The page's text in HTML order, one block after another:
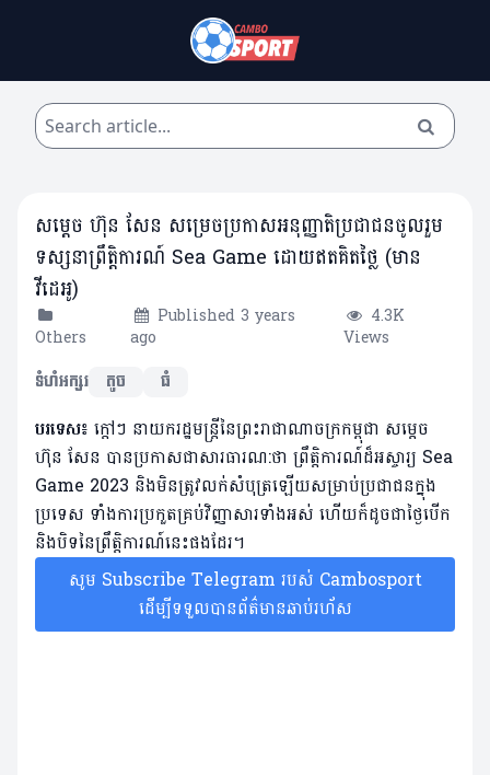
សម្តេច ហ៊ុន សែន សម្រេចប្រកាសអនុញ្ញាតិប្រជាជនចូលរួម
ទស្សនាព្រឹត្តិការណ៍ Sea Game ដោយឥតគិតថ្លៃ (មាន
វីដេអូ)
Others
Published 3 years
ago
4.3K
Views
ទំហំអក្សរ
តូច ធំ
បរទេស៖ ក្តៅៗ នាយករដ្ឋមន្ត្រីនៃព្រះរាជាណាចក្រកម្ពុជា សម្តេច
ហ៊ុន សែន បានប្រកាសជាសារធារណ:ថា ព្រឹត្តិការណ៍ដ៏អស្ចារ្យ Sea
Game 2023 និងមិនត្រូវលក់សំបុត្រឡើយសម្រាប់ប្រជាជនក្នុង
ប្រទេស ទាំងការប្រកួតគ្រប់វិញ្ញាសារទាំងអស់ ហើយក៏ដូចជាថ្ងៃបើក
និងបិទនៃព្រឹត្តិការណ៍នេះផងដែរ។
សូម Subscribe Telegram របស់ Cambosport
ដើម្បីទទួលបានព័ត៌មានឆាប់រហ័ស